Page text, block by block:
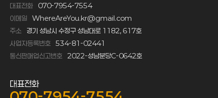
대표전화
070-7954-7554
이메일
WhereAreYou.kr@gmail.com
주소
경기 성남시 수정구 성남대로 1182, 617호
사업자등록번호 534-81-02441
통신판매업신고번호 2022-성남분당C-0642호
대표전화